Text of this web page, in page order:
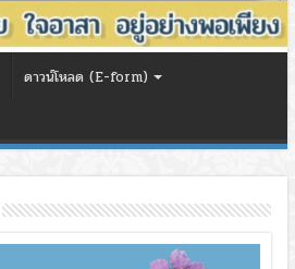
ดาวน์โหลด (E-form)